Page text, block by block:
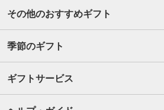
その他のおすすめギフト
季節のギフト
ギフトサービス